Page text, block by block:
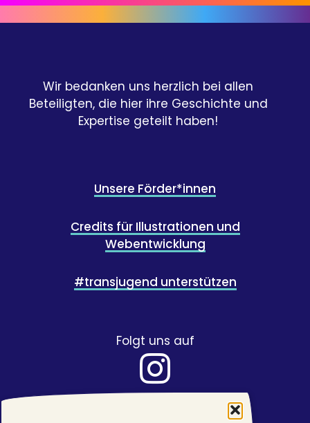
Wir bedanken uns herzlich bei allen
Beteiligten, die hier ihre Geschichte und
Expertise geteilt haben!
Unsere Förder*innen
Credits für Illustrationen und
Webentwicklung
#transjugend unterstützen
Folgt uns auf